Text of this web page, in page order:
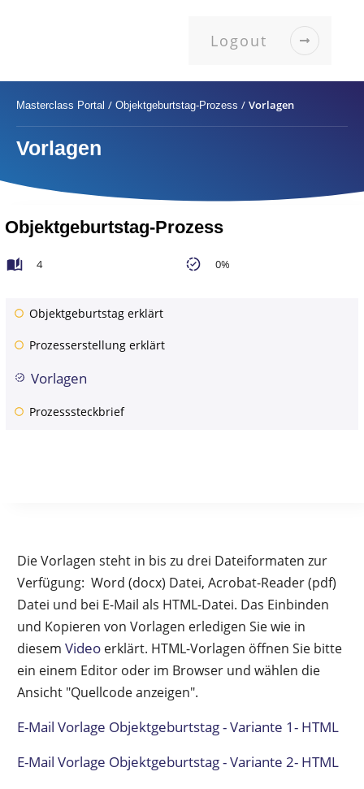
Logout
Masterclass Portal / Objektgeburtstag-Prozess / Vorlagen
Vorlagen
Die Vorlagen steht in bis zu drei Dateiformaten zur
Verfügung: Word (docx) Datei, Acrobat-Reader (pdf)
Datei und bei E-Mail als HTML-Datei. Das Einbinden
und Kopieren von Vorlagen erledigen Sie wie in
diesem Video erklärt. HTML-Vorlagen öffnen Sie bitte
ein einem Editor oder im Browser und wählen die
Ansicht "Quellcode anzeigen".
E-Mail Vorlage Objektgeburtstag - Variante 1- HTML
E-Mail Vorlage Objektgeburtstag - Variante 2- HTML
Objektgeburtstag-Prozess
4 0%
Objektgeburtstag erklärt
Prozesserstellung erklärt
Vorlagen
Prozesssteckbrief